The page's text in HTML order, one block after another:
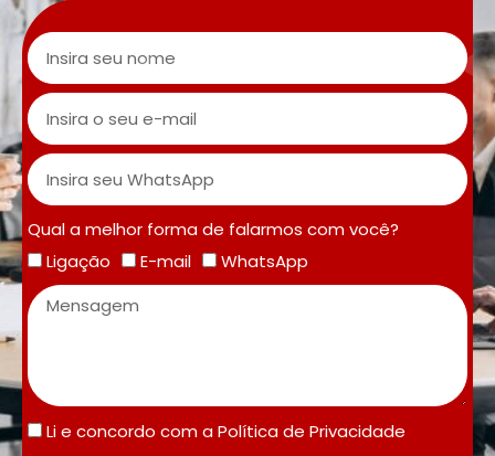
Qual a melhor forma de falarmos com você?
Ligação
E-mail WhatsApp
Li e concordo com aPolítica de Privacidade